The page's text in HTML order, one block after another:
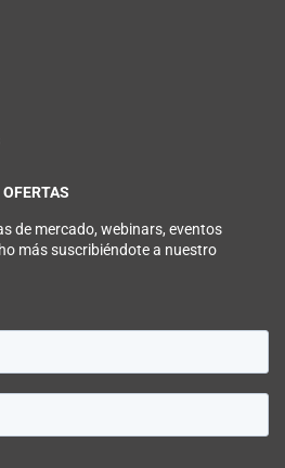
de mercado, webinars, eventos
más suscribiéndote a nuestro